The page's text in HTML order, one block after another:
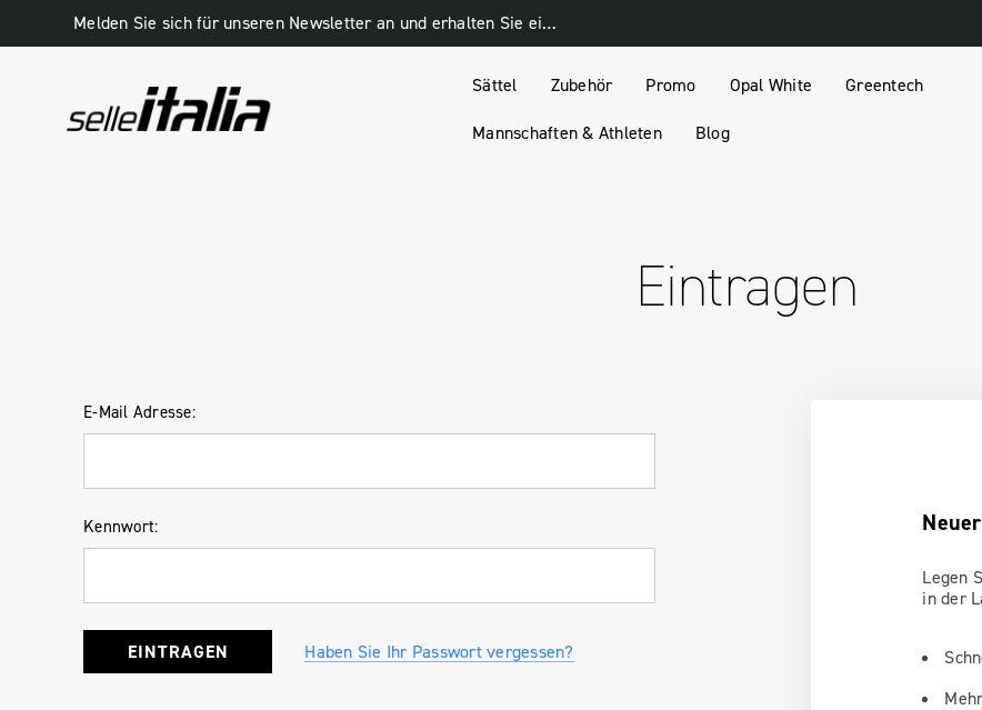
Melden Sie sich für unseren Newsletter an und erhalten Sie einen 10% Rabatt-Gutschein
Sättel Zubehör Promo Opal White Greentech
Mannschaften & Athleten Blog
Eintragen
E-Mail Adresse:
Kennwort:
Haben Sie Ihr Passwort vergessen?
Legen
in der